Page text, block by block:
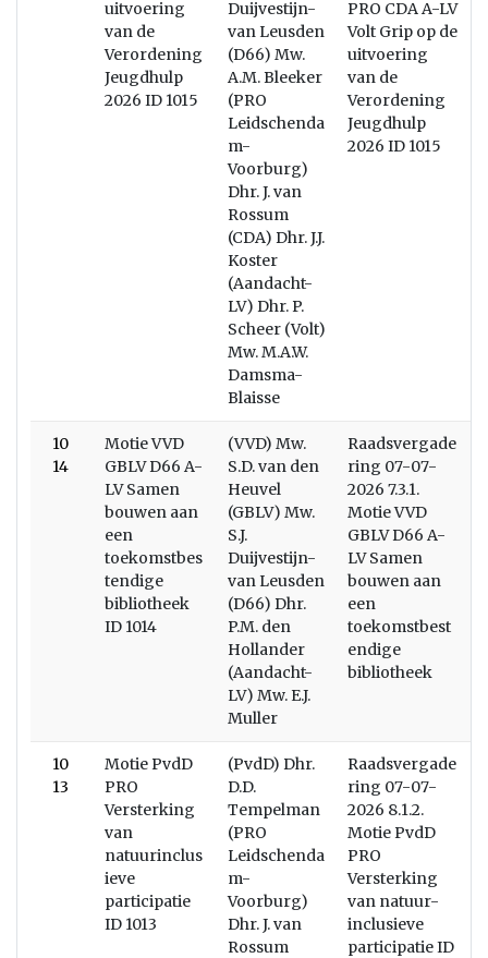
uitvoering
van de
Verordening
Jeugdhulp
2026 ID 1015
Duijvestijn-
van Leusden
(D66) Mw.
A.M. Bleeker
(PRO
Leidschenda
m-
Voorburg)
Dhr. J. van
Rossum
(CDA) Dhr. J.J.
Koster
(Aandacht-
LV) Dhr. P.
Scheer (Volt)
Mw. M.A.W.
Damsma-
Blaisse
PRO CDA A-LV
Volt Grip op de
uitvoering
van de
Verordening
Jeugdhulp
2026 ID 1015
10
14
Motie VVD
GBLV D66 A-
LV Samen
bouwen aan
een
toekomstbes
tendige
bibliotheek
ID 1014
(VVD) Mw.
S.D. van den
Heuvel
(GBLV) Mw.
S.J.
Duijvestijn-
van Leusden
(D66) Dhr.
P.M. den
Hollander
(Aandacht-
LV) Mw. E.J.
Muller
Raadsvergade
ring 07-07-
2026 7.3.1.
Motie VVD
GBLV D66 A-
LV Samen
bouwen aan
een
toekomstbest
endige
bibliotheek
10
13
Motie PvdD
PRO
Versterking
van
natuurinclus
ieve
participatie
ID 1013
(PvdD) Dhr.
D.D.
Tempelman
(PRO
Leidschenda
m-
Voorburg)
Dhr. J. van
Rossum
Raadsvergade
ring 07-07-
2026 8.1.2.
Motie PvdD
PRO
Versterking
van natuur-
inclusieve
participatie ID